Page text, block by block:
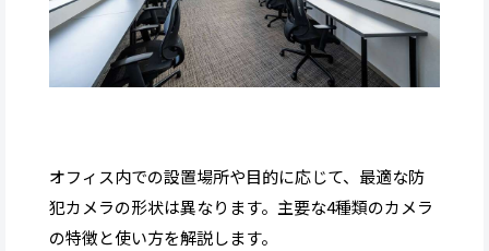
オフィス内での設置場所や目的に応じて、最適な防
犯カメラの形状は異なります。主要な4種類のカメラ
の特徴と使い方を解説します。